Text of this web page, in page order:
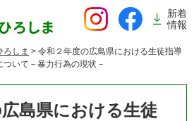
新着
情報
ろしま > 令和２年度の広島県における生徒指導
いて－暴力行為の現状－
島県における生徒